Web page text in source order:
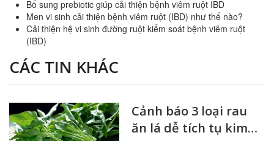
Bổ sung prebiotic giúp cải thiện bệnh viêm ruột IBD
Men vi sinh cải thiện bệnh viêm ruột (IBD) như thế nào?
Cải thiện hệ vi sinh đường ruột kiểm soát bệnh viêm ruột
(IBD)
CÁC TIN KHÁC
Cảnh báo 3 loại rau
ăn lá dễ tích tụ kim